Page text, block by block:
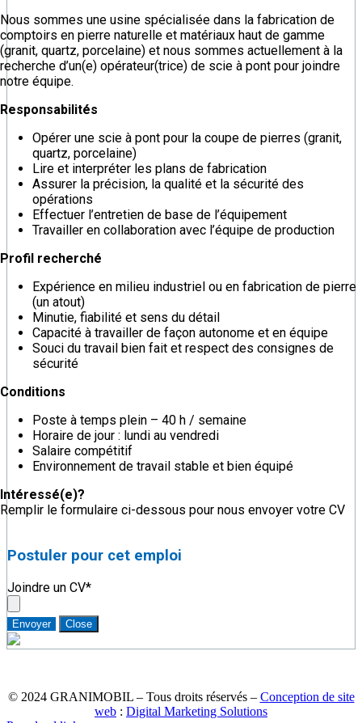
Nous sommes une usine spécialisée dans la fabrication de
comptoirs en pierre naturelle et matériaux haut de gamme
(granit, quartz, porcelaine) et nous sommes actuellement à la
recherche d’un(e) opérateur(trice) de scie à pont pour joindre
notre équipe.
Responsabilités
Opérer une scie à pont pour la coupe de pierres (granit,
quartz, porcelaine)
Lire et interpréter les plans de fabrication
Assurer la précision, la qualité et la sécurité des
opérations
Effectuer l’entretien de base de l’équipement
Travailler en collaboration avec l’équipe de production
Profil recherché
Expérience en milieu industriel ou en fabrication de pierre
(un atout)
Minutie, fiabilité et sens du détail
Capacité à travailler de façon autonome et en équipe
Souci du travail bien fait et respect des consignes de
sécurité
Conditions
Poste à temps plein – 40 h / semaine
Horaire de jour : lundi au vendredi
Salaire compétitif
Environnement de travail stable et bien équipé
Intéressé(e)?
Remplir le formulaire ci-dessous pour nous envoyer votre CV
Postuler pour cet emploi
Joindre un CV*
Envoyer Close
© 2024 GRANIMOBIL – Tous droits réservés – Conception de site
web : Digital Marketing Solutions